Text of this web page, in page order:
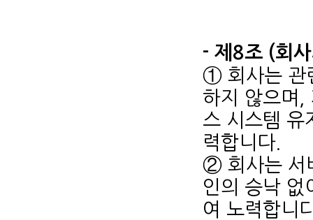
- 제8조 (회
① 회사는 관
하지 않으며,
스 시스템 유
력합니다.
② 회사는 서
인의 승낙 없
여 노력합니